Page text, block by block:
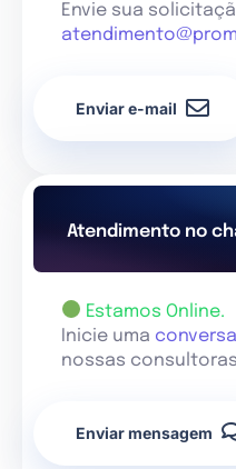
Envie sua
Enviar e-mail
Atendimento no
Estamos Online.
Inicie uma
nossas
Enviar mensagem